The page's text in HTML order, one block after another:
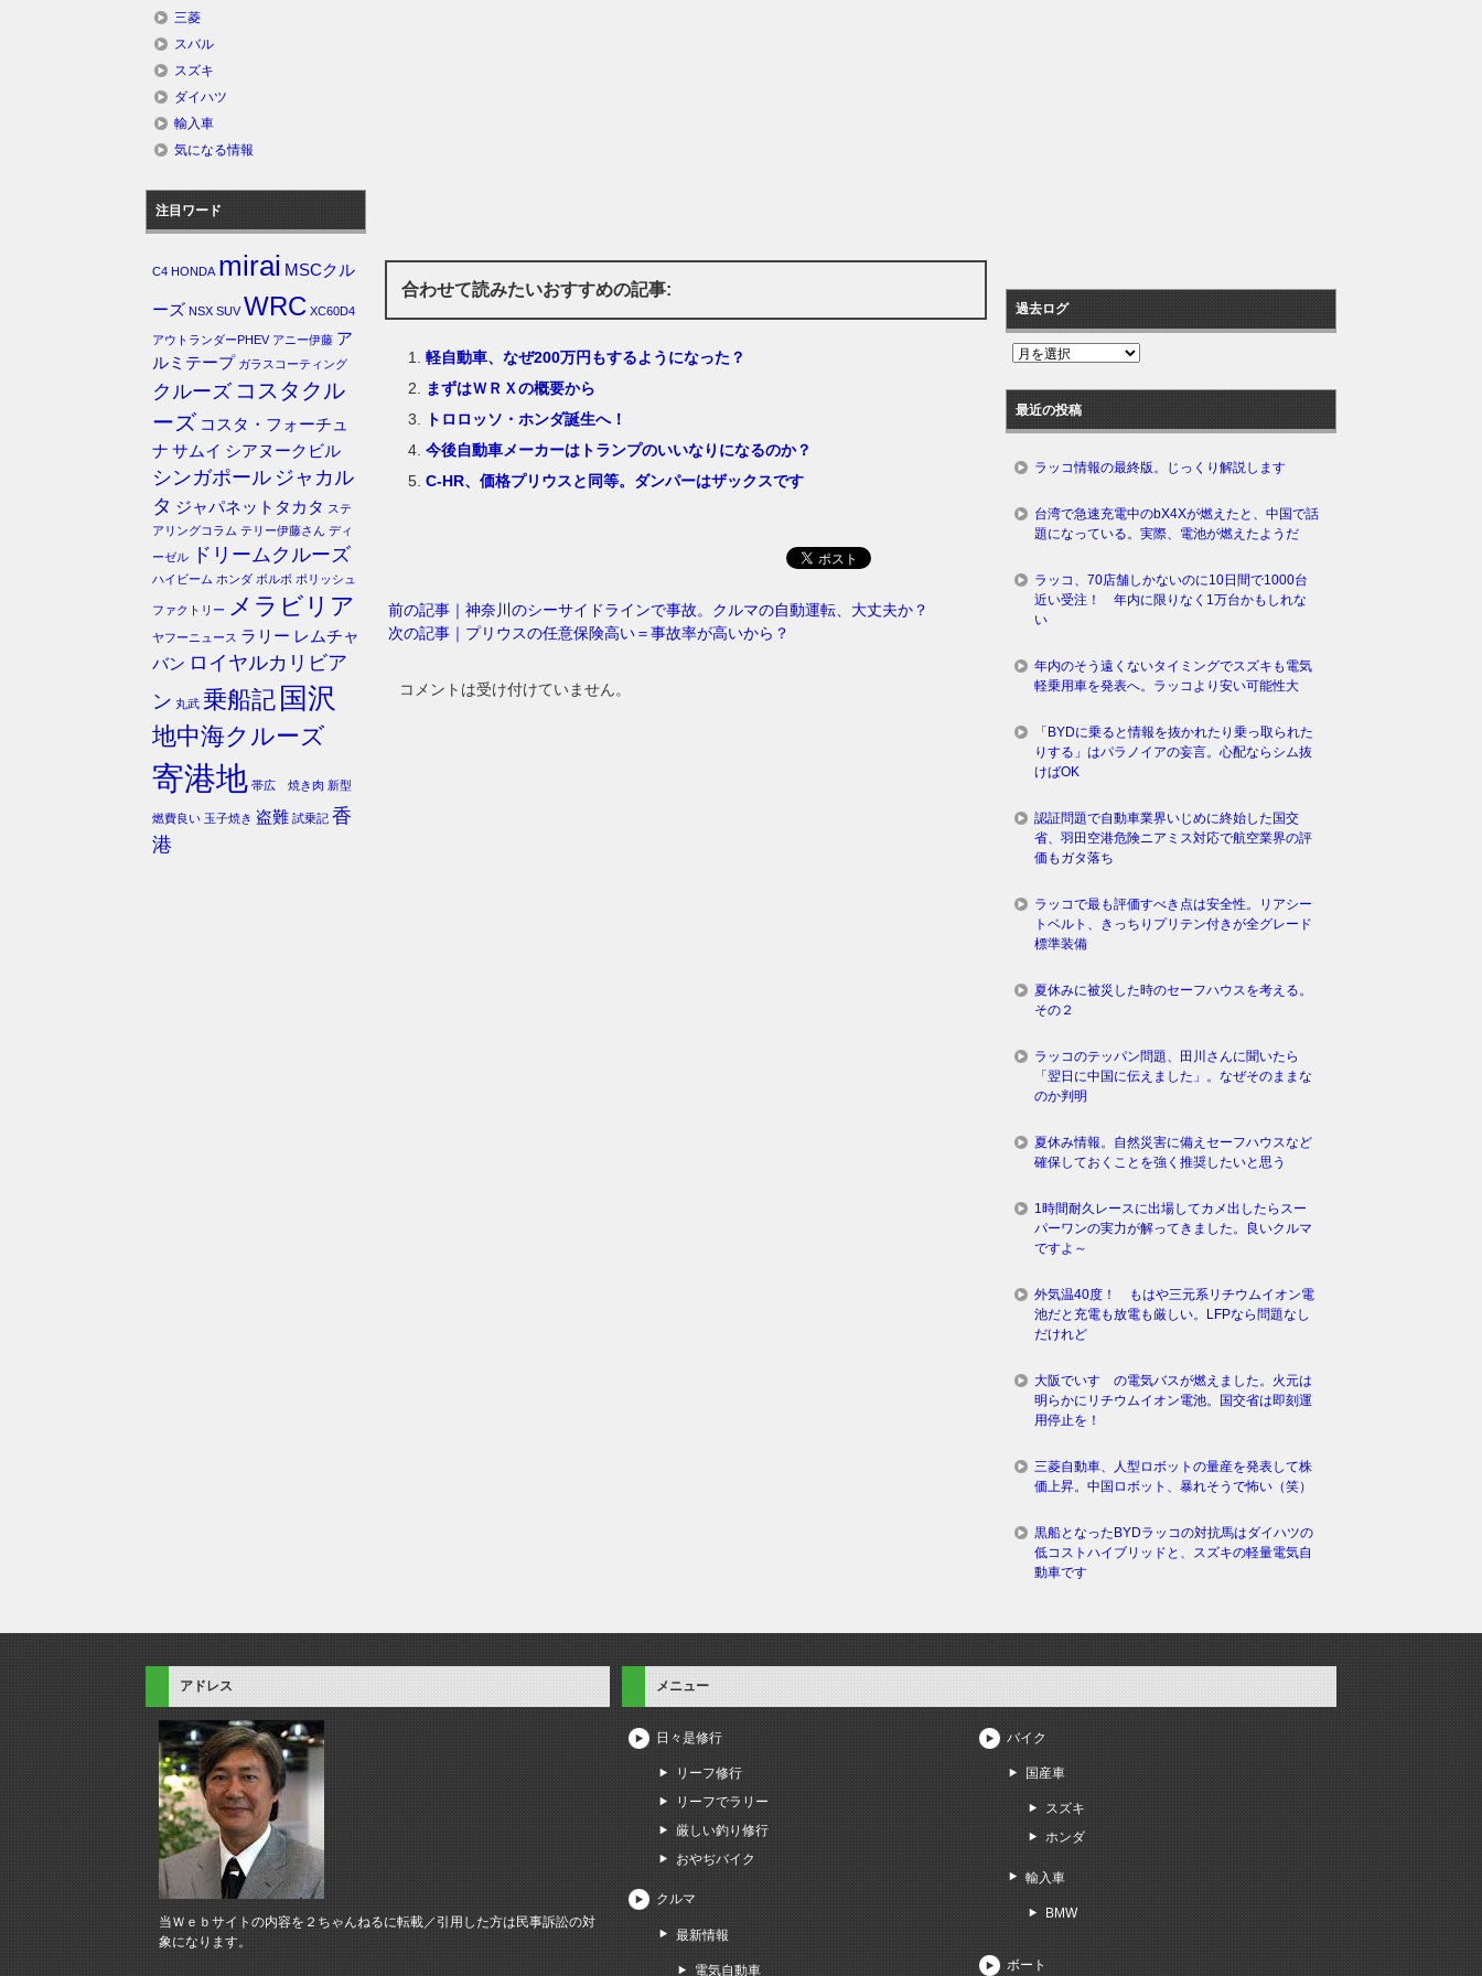
合わせて読みたいおすすめの記事:
軽自動車、なぜ200万円もするようになった？
まずはＷＲＸの概要から
トロロッソ・ホンダ誕生へ！
今後自動車メーカーはトランプのいいなりになるのか？
C-HR、価格プリウスと同等。ダンパーはザックスです
前の記事｜神奈川のシーサイドラインで事故。クルマの自動運転、大丈夫か？
次の記事｜プリウスの任意保険高い＝事故率が高いから？
コメントは受け付けていません。
三菱
スバル
スズキ
ダイハツ
輸入車
気になる情報
注目ワード
C4 HONDA mirai MSCクル
ーズ NSX SUV WRC XC60D4
アウトランダーPHEV アニー伊藤 ア
ルミテープ ガラスコーティング
クルーズ コスタクル
ーズ コスタ・フォーチュ
ナ サムイ シアヌークビル
シンガポール ジャカル
タ ジャパネットタカタ ステ
アリングコラム テリー伊藤さん ディ
ーゼル
ドリームクルーズ
ハイビーム ホンダ ボルボ ポリッシュ
ファクトリー メラビリア
ヤフーニュース ラリー レムチャ
バン ロイヤルカリビア
ン 丸武 乗船記 国沢
地中海クルーズ
寄港地 帯広 焼き肉 新型
燃費良い 玉子焼き 盗難 試乗記 香
港
過去ログ
過
ロ
グ
最近の投稿
ラッコ情報の最終版。じっくり解説します
台湾で急速充電中のbX4Xが燃えたと、中国で話
題になっている。実際、電池が燃えたようだ
ラッコ、70店舗しかないのに10日間で1000台
近い受注！ 年内に限りなく1万台かもしれな
い
年内のそう遠くないタイミングでスズキも電気
軽乗用車を発表へ。ラッコより安い可能性大
「BYDに乗ると情報を抜かれたり乗っ取られた
りする」はパラノイアの妄言。心配ならシム抜
けばOK
認証問題で自動車業界いじめに終始した国交
省、羽田空港危険ニアミス対応で航空業界の評
価もガタ落ち
ラッコで最も評価すべき点は安全性。リアシー
トベルト、きっちりプリテン付きが全グレード
標準装備
夏休みに被災した時のセーフハウスを考える。
その２
ラッコのテッパン問題、田川さんに聞いたら
「翌日に中国に伝えました」。なぜそのままな
のか判明
夏休み情報。自然災害に備えセーフハウスなど
確保しておくことを強く推奨したいと思う
1時間耐久レースに出場してカメ出したらスー
パーワンの実力が解ってきました。良いクルマ
ですよ～
外気温40度！ もはや三元系リチウムイオン電
池だと充電も放電も厳しい。LFPなら問題なし
だけれど
大阪でいすゞの電気バスが燃えました。火元は
明らかにリチウムイオン電池。国交省は即刻運
用停止を！
三菱自動車、人型ロボットの量産を発表して株
価上昇。中国ロボット、暴れそうで怖い（笑）
黒船となったBYDラッコの対抗馬はダイハツの
低コストハイブリッドと、スズキの軽量電気自
動車です
アドレス
当Ｗｅｂサイトの内容を２ちゃんねるに転載／引用した方は民事訴訟の対
象になります。
メニュー
日々是修行
リーフ修行
リーフでラリー
厳しい釣り修行
おやぢバイク
クルマ
最新情報
電気自動車
バイク
国産車
スズキ
ホンダ
輸入車
BMW
ボート